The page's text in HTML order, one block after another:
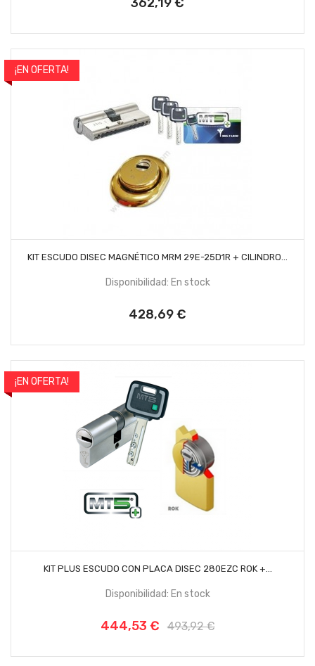
¡EN OFERTA!
AÑADIR AL CARRITO
KIT ESCUDO DISEC MAGNÉTICO MRM 29E-25D1R + CILINDRO...
Disponibilidad: En stock
Precio
428,69 €
¡EN OFERTA!
-10%
AÑADIR AL CARRITO
KIT PLUS ESCUDO CON PLACA DISEC 280EZC ROK +...
Disponibilidad: En stock
Precio
444,53 €
Precio
493,92 €